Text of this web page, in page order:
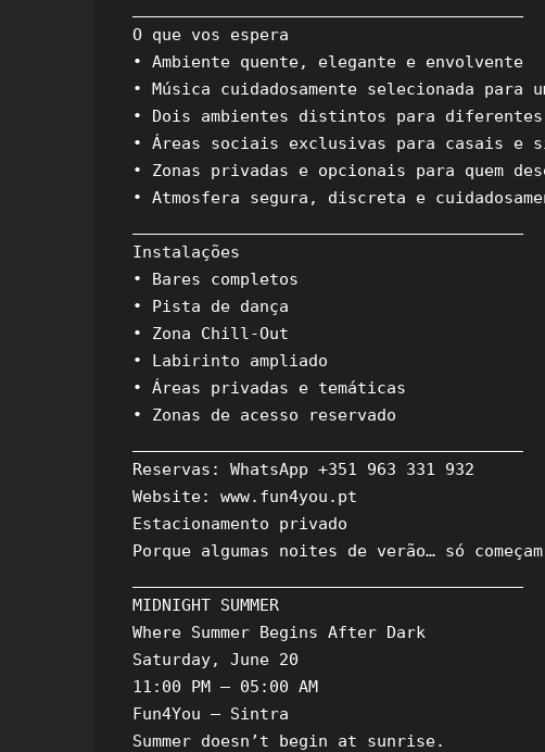
O que vos espera
• Ambiente quente, elegante e envolvente
• Música cuidadosamente selecionada para
• Dois ambientes distintos para
• Áreas sociais exclusivas para casais e
• Zonas privadas e opcionais para quem
• Atmosfera segura, discreta e
Instalações
• Bares completos
• Pista de dança
• Zona Chill-Out
• Labirinto ampliado
• Áreas privadas e temáticas
• Zonas de acesso reservado
Reservas: WhatsApp +351 963 331 932
Website: www.fun4you.pt
Estacionamento privado
Porque algumas noites de verão… só
MIDNIGHT SUMMER
Where Summer Begins After Dark
Saturday, June 20
11:00 PM – 05:00 AM
Fun4You – Sintra
Summer doesn’t begin at sunrise.